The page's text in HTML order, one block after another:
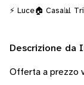
⚡ Luce🏠 Casa📊
Descrizione da
Offerta a prezzo